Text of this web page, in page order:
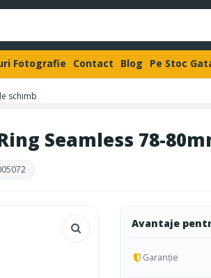
Fotografie Contact Blog Pe Stoc
schimb
Seamless 78-
Avantaje
Garanție